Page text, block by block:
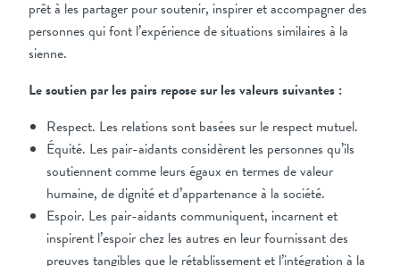
prêt à les partager pour soutenir, inspirer et accompagner des
personnes qui font l’expérience de situations similaires à la
sienne.
Le soutien par les pairs repose sur les valeurs suivantes :
Respect. Les relations sont basées sur le respect mutuel.
Équité. Les pair-aidants considèrent les personnes qu’ils
soutiennent comme leurs égaux en termes de valeur
humaine, de dignité et d’appartenance à la société.
Espoir. Les pair-aidants communiquent, incarnent et
inspirent l’espoir chez les autres en leur fournissant des
preuves tangibles que le rétablissement et l’intégration à la